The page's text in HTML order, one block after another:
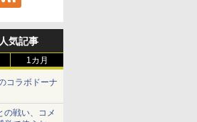
気記事
1カ月
コラボドーナ
の戦い、コメ